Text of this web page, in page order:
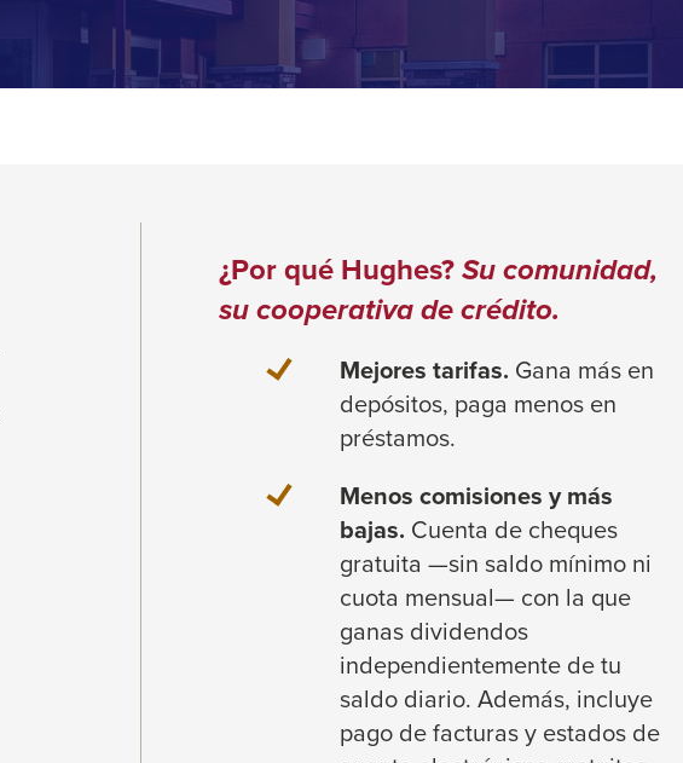
¿Por qué Hughes?Su comunidad,
su cooperativa de crédito.
Mejores tarifas. Gana más en
depósitos, paga menos en
préstamos.
Menos comisiones y más
bajas. Cuenta de cheques
gratuita —sin saldo mínimo ni
cuota mensual— con la que
ganas dividendos
independientemente de tu
saldo diario. Además, incluye
pago de facturas y estados de